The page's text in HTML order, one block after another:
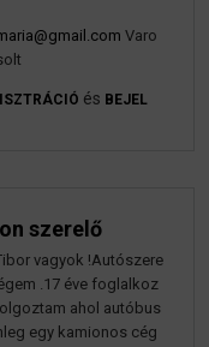
Varo
és BEJEL
szerelő
vagyok !Autószere
.17 éve foglalkoz
ahol autóbus
egy kamionos cég